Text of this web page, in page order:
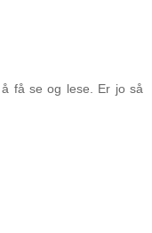
få se og lese. Er jo så